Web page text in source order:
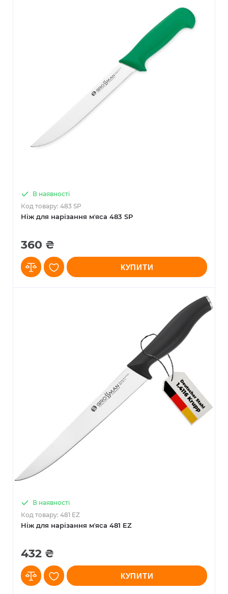
Ніж для нарізання мʼяса 483 SP
В наявності
Код товару: 483 SP
360 ₴
КУПИТИ
Ніж для нарізання мʼяса 481 EZ
В наявності
Код товару: 481 EZ
432 ₴
КУПИТИ